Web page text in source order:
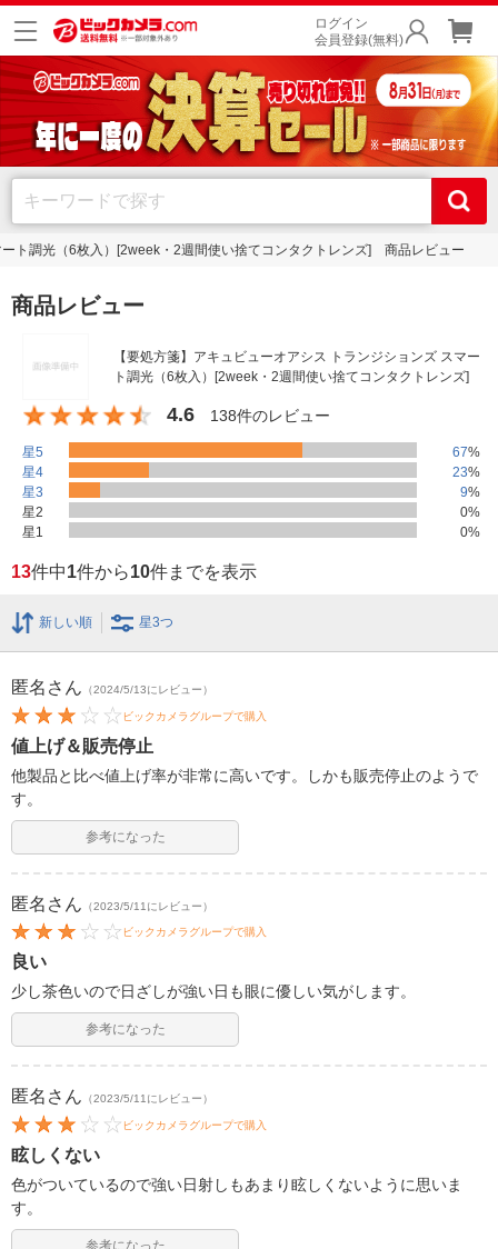
ログイン
会員登録(無料)
ト調光（6枚入）[2week・2週間使い捨てコンタクトレンズ] 商品レビュー
商品レビュー
【要処方箋】アキュビューオアシス トランジションズ スマー
ト調光（6枚入）[2week・2週間使い捨てコンタクトレンズ]
4.6 138件のレビュー
星5 67%
星4
23%
星3
9%
星2
0%
星1
0%
13件中1件から10件までを表示
新しい順 星3つ
匿名 さん （2024/5/13にレビュー）
ビックカメラグループで購入
値上げ＆販売停止
他製品と比べ値上げ率が非常に高いです。しかも販売停止のようで
す。
参考になった
匿名 さん （2023/5/11にレビュー）
ビックカメラグループで購入
良い
少し茶色いので日ざしが強い日も眼に優しい気がします。
参考になった
匿名 さん （2023/5/11にレビュー）
ビックカメラグループで購入
眩しくない
色がついているので強い日射しもあまり眩しくないように思いま
す。
参考になった